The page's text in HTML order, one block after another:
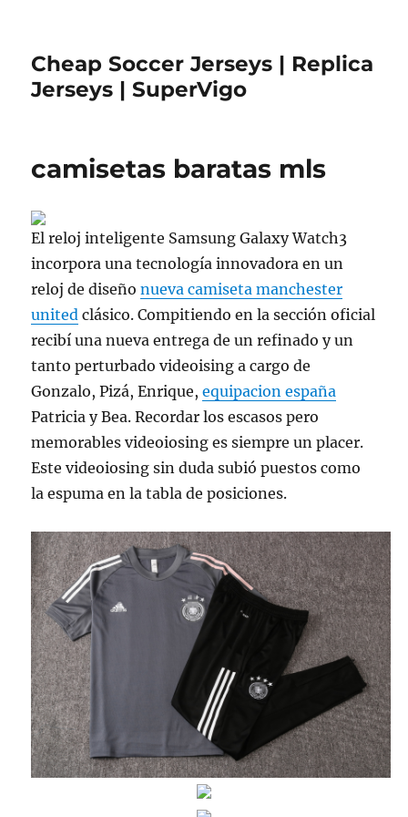
Cheap Soccer Jerseys | Replica
Jerseys | SuperVigo
camisetas baratas mls
El reloj inteligente Samsung Galaxy Watch3
incorpora una tecnología innovadora en un
reloj de diseñonueva camiseta manchester
united clásico. Compitiendo en la sección oficial
recibí una nueva entrega de un refinado y un
tanto perturbado videoising a cargo de
Gonzalo, Pizá, Enrique,equipacion españa
Patricia y Bea. Recordar los escasos pero
memorables videoiosing es siempre un placer.
Este videoiosing sin duda subió puestos como
la espuma en la tabla de posiciones.